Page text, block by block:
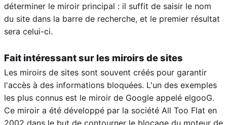
déterminer le miroir principal : il suffit de saisir le nom
du site dans la barre de recherche, et le premier résultat
sera celui-ci.
Fait intéressant sur les miroirs de sites
Les miroirs de sites sont souvent créés pour garantir
l'accès à des informations bloquées. L'un des exemples
les plus connus est le miroir de Google appelé elgooG.
Ce miroir a été développé par la société All Too Flat en
2002 dans le but de contourner le blocage du moteur de